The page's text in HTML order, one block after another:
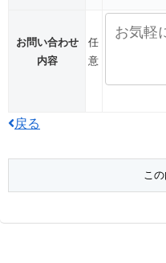
お問い合わせ
内容
任
意
戻る